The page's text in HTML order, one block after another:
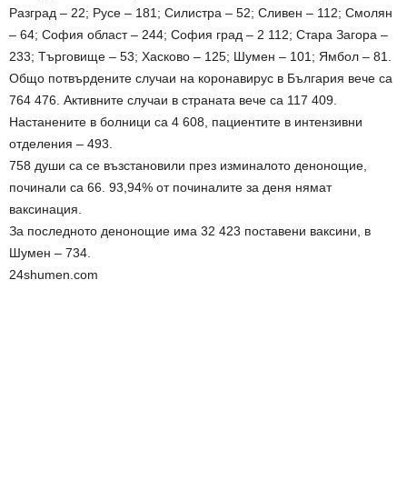
Разград – 22; Русе – 181; Силистра – 52; Сливен – 112; Смолян
– 64; София област – 244; София град – 2 112; Стара Загора –
233; Търговище – 53; Хасково – 125; Шумен – 101; Ямбол – 81.
Общо потвърдените случаи на коронавирус в България вече са
764 476. Активните случаи в страната вече са 117 409.
Настанените в болници са 4 608, пациентите в интензивни
отделения – 493.
758 души са се възстановили през изминалото денонощие,
починали са 66. 93,94% от починалите за деня нямат
ваксинация.
За последното денонощие има 32 423 поставени ваксини, в
Шумен – 734.
24shumen.com